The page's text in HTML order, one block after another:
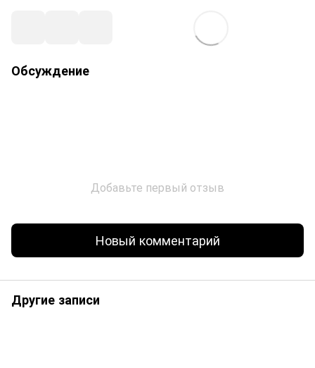
Обсуждение
Добавьте первый отзыв
Новый комментарий
Другие записи